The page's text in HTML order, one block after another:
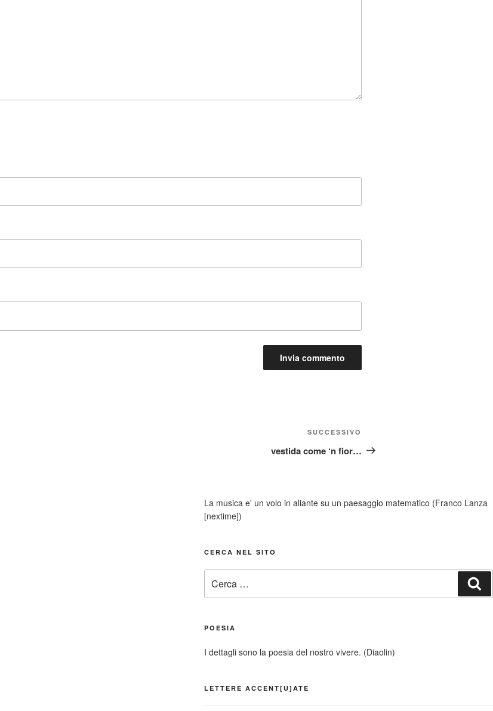
successivo
SUCCESSIVO
vestida come ‘n fior…
La musica e' un volo in aliante su un paesaggio matematico (Franco Lanza
[nextime])
CERCA NEL SITO
POESIA
I dettagli sono la poesia del nostro vivere. (Diaolin)
LETTERE ACCENT[U]ATE